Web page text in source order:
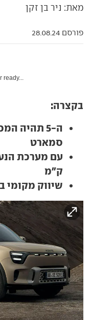
מאת: ניר בן זקן
פורסם 28.08.24
ready...
בקצרה:
ה-5 תהיה
סמארט
ק"מ
שיווק מקומי